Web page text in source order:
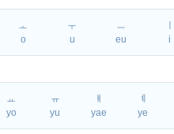
ㅗ
o
ㅜ
u
ㅡ
eu
i
ㅛ
yo
ㅠ
yu
ㅒ
yae
ㅖ
ye